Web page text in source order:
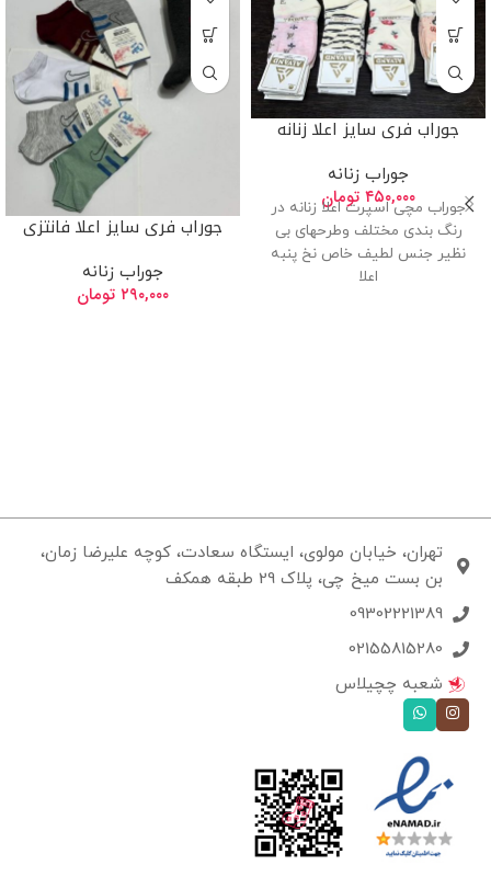
جوراب فری سایز اعلا زنانه
جوراب زنانه
۴۵۰,۰۰۰ تومان
جوراب مچی اسپرت اعلا زنانه در
رنگ بندی مختلف وطرحهای بی
نظیر جنس لطیف خاص نخ پنبه
اعلا
جوراب فری سایز اعلا فانتزی
جوراب زنانه
۲۹۰,۰۰۰ تومان
تهران، خیابان مولوی، ایستگاه سعادت، کوچه علیرضا زمان،
بن بست میخ چی، پلاک 29 طبقه همکف
09302221389
02155815280
شعبه چچیلاس